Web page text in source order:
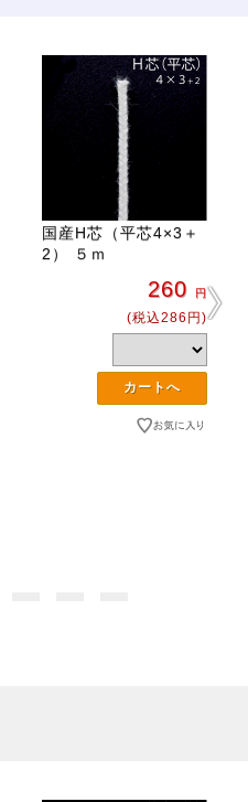
国産H芯（平芯4×3＋
2） ５ｍ
260 円
(税込286円)